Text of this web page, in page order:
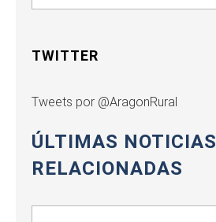
TWITTER
Tweets por @AragonRural
ÚLTIMAS NOTICIAS
RELACIONADAS